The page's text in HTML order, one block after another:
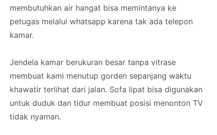
membutuhkan air hangat bisa memintanya ke
petugas melalui whatsapp karena tak ada telepon
kamar.
Jendela kamar berukuran besar tanpa vitrase
membuat kami menutup gorden sepanjang waktu
khawatir terlihat dari jalan. Sofa lipat bisa digunakan
untuk duduk dan tidur membuat posisi menonton TV
tidak nyaman.